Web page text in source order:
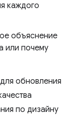
каждого
объяснение
или почему
обновления
по дизайну